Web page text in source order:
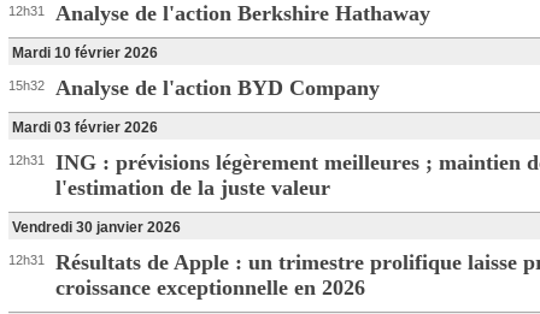
12h31 Analyse de l'action Berkshire Hathaway
Mardi 10 février 2026
15h32 Analyse de l'action BYD Company
Mardi 03 février 2026
12h31
ING : prévisions légèrement meilleures ; maintien
l'estimation de la juste valeur
Vendredi 30 janvier 2026
12h31
Résultats de Apple : un trimestre prolifique laisse
croissance exceptionnelle en 2026